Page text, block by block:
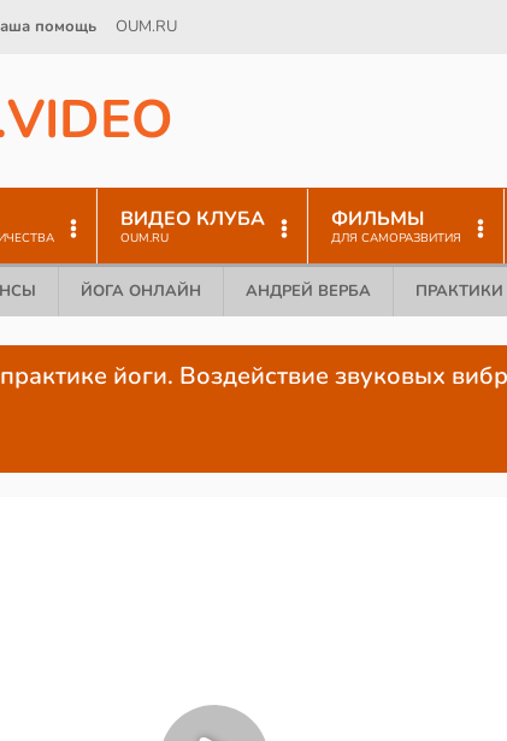
помощь OUM.RU
VIDEO
ВИДЕО КЛУБА
OUM.RU
ФИЛЬМЫ
ДЛЯ САМОРАЗВИТИЯ
ЙОГА ОНЛАЙН АНДРЕЙ ВЕРБА
йоги. Воздействие звуковых